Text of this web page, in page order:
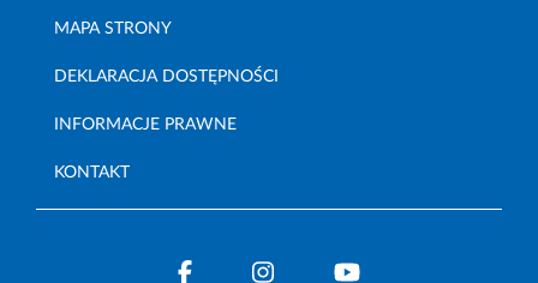
MAPA STRONY
DEKLARACJA DOSTĘPNOŚCI
INFORMACJE PRAWNE
KONTAKT